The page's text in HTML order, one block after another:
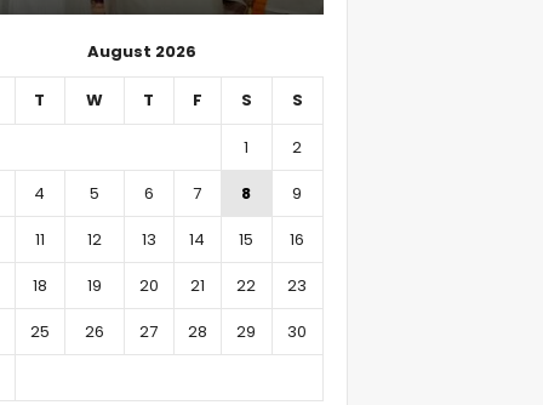
August 2026
T W T F S S
1
2
4 5 6 7 8
9
11 12 13 14 15
16
18 19 20 21 22
23
25 26 27 28 29
30